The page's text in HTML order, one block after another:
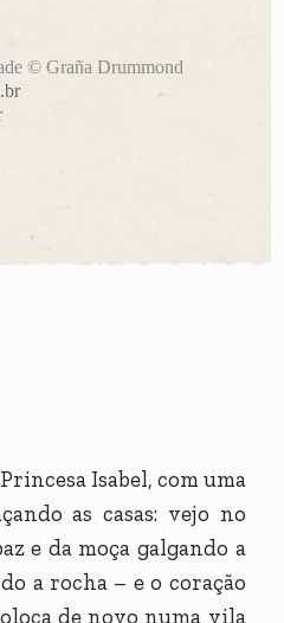
© Graña Drummond
Isabel, com uma
as casas: vejo no
e da moça galgando a
a rocha – e o coração
de novo numa vila